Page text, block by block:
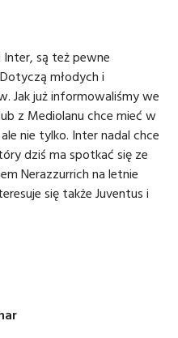
są też pewne
młodych i
Jak już informowaliśmy we
z Mediolanu chce mieć w
nie tylko. Inter nadal chce
dziś ma spotkać się ze
Nerazzurrich na letnie
się także Juventus i